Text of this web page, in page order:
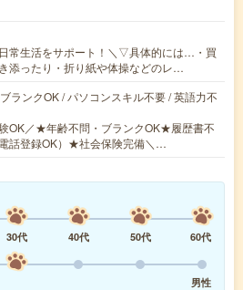
常生活をサポート！＼▽具体的には…・買
添ったり・折り紙や体操などのレ…
ランクOK / パソコンスキル不要 / 英語力不
OK／★年齢不問・ブランクOK★履歴書不
話登録OK）★社会保険完備＼…
30代 40代 50代
60代
男性